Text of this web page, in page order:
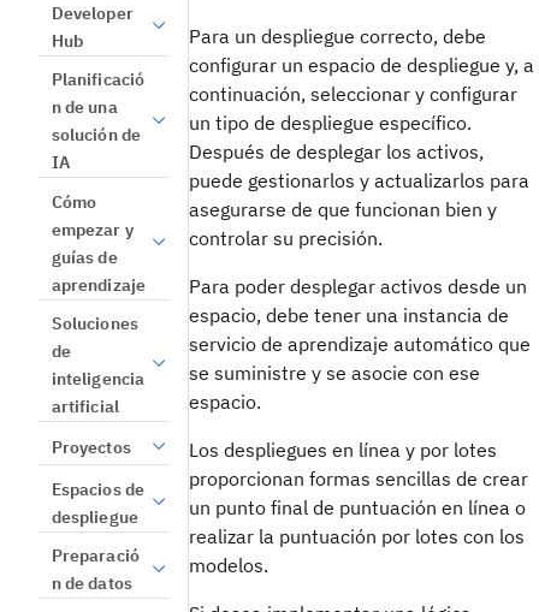
Developer
Hub
Planificació
n de una
solución de
IA
Cómo
empezar y
guías de
aprendizaje
Soluciones
de
inteligencia
artificial
Proyectos
Espacios de
despliegue
Preparació
n de datos
Para un despliegue correcto, debe
configurar un espacio de despliegue y, a
continuación, seleccionar y configurar
un tipo de despliegue específico.
Después de desplegar los activos,
puede gestionarlos y actualizarlos para
asegurarse de que funcionan bien y
controlar su precisión.
Para poder desplegar activos desde un
espacio, debe tener una instancia de
servicio de aprendizaje automático que
se suministre y se asocie con ese
espacio.
Los despliegues en línea y por lotes
proporcionan formas sencillas de crear
un punto final de puntuación en línea o
realizar la puntuación por lotes con los
modelos.